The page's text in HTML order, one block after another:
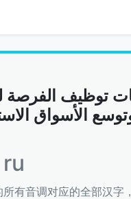
توظيف الفرصة
有音调对应的全部汉字